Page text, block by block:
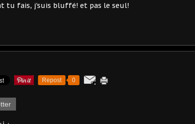
tu fais, j'suis bluffé! et pas le seul!
Repost 0